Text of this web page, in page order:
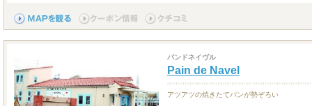
パンドネイヴル
Pain de Navel
アツアツの焼きたてパンが勢ぞろい